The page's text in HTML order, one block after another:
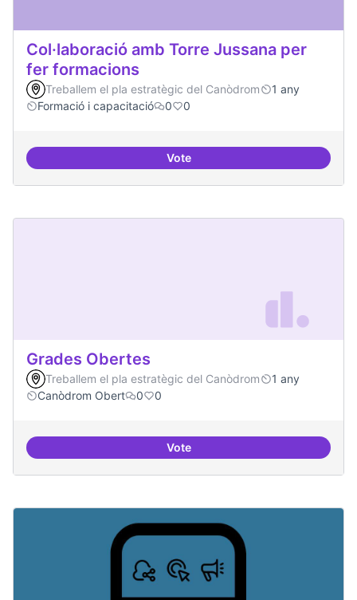
Col·laboració amb Torre Jussana per
fer formacions
Treballem el pla estratègic del Canòdrom
1 any
Formació i capacitació
0 0
VoteCol·laboració amb Torre
Grades Obertes
Treballem el pla estratègic del Canòdrom
1 any
Canòdrom Obert
0 0
VoteGrades Obertes